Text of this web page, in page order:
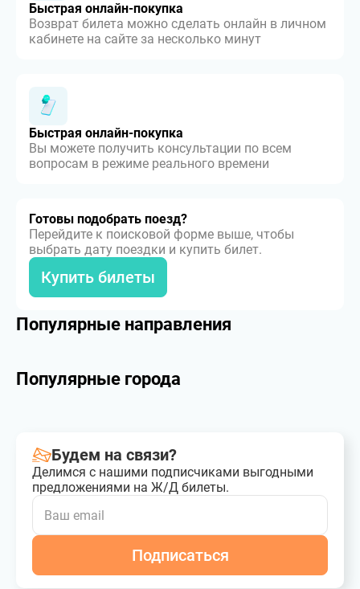
Быстрая онлайн-покупка
Возврат билета можно сделать онлайн в личном
кабинете на сайте за несколько минут
Быстрая онлайн-покупка
Вы можете получить консультации по всем
вопросам в режиме реального времени
Готовы подобрать поезд?
Перейдите к поисковой форме выше, чтобы
выбрать дату поездки и купить билет.
Купить билеты
Популярные направления
Популярные города
Будем на связи?
Делимся с нашими подписчиками выгодными
предложениями на Ж/Д билеты.
Подписаться